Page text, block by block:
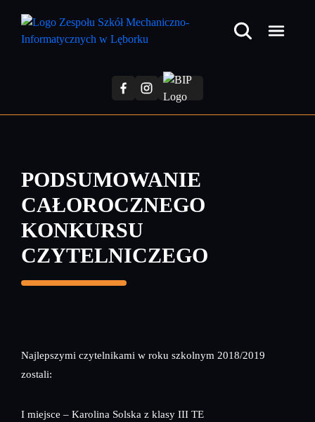
treści
PODSUMOWANIE
CAŁOROCZNEGO
KONKURSU
CZYTELNICZEGO
Najlepszymi czytelnikami w roku szkolnym 2018/2019
zostali:
I miejsce – Karolina Solska z klasy III TE